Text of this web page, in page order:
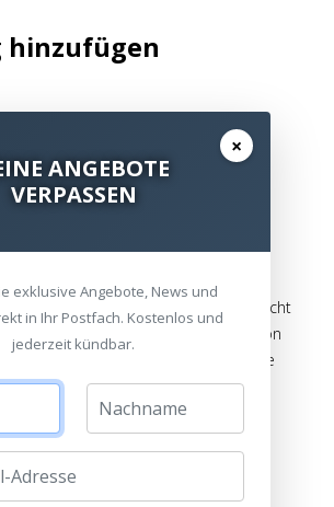
hinzufügen
/ Bewertung schreiben
werden vor ihrer Veröffentlichung nicht
überprüft. Sie können daher auch von
stammen, die die bewerteten Produkte
erworben/genutzt haben.
×
ANGEBOTE
VERPASSEN
exklusive Angebote, News und
in Ihr Postfach. Kostenlos und
jederzeit kündbar.